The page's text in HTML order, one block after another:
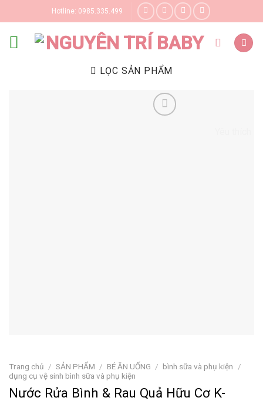
to
content
Hotline: 0985.335.499
LỌC SẢN PHẨM
Trang chủ / SẢN PHẨM / BÉ ĂN UỐNG / bình sữa và phụ kiện
/
dụng cụ vệ sinh bình sữa và phụ kiện
Nước Rửa Bình & Rau Quả Hữu Cơ K-